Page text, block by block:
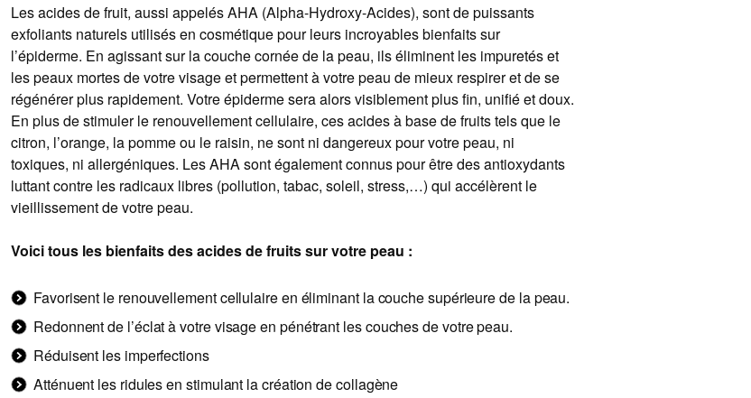
Les acides de fruit, aussi appelés AHA (Alpha-Hydroxy-Acides), sont de puissants
exfoliants naturels utilisés en cosmétique pour leurs incroyables bienfaits sur
l’épiderme. En agissant sur la couche cornée de la peau, ils éliminent les impuretés et
les peaux mortes de votre visage et permettent à votre peau de mieux respirer et de se
régénérer plus rapidement. Votre épiderme sera alors visiblement plus fin, unifié et doux.
En plus de stimuler le renouvellement cellulaire, ces acides à base de fruits tels que le
citron, l’orange, la pomme ou le raisin, ne sont ni dangereux pour votre peau, ni
toxiques, ni allergéniques. Les AHA sont également connus pour être des antioxydants
luttant contre les radicaux libres (pollution, tabac, soleil, stress,…) qui accélèrent le
vieillissement de votre peau.
Voici tous les bienfaits des acides de fruits sur votre peau :
Favorisent le renouvellement cellulaire en éliminant la couche supérieure de la peau.
Redonnent de l’éclat à votre visage en pénétrant les couches de votre peau.
Réduisent les imperfections
Atténuent les ridules en stimulant la création de collagène